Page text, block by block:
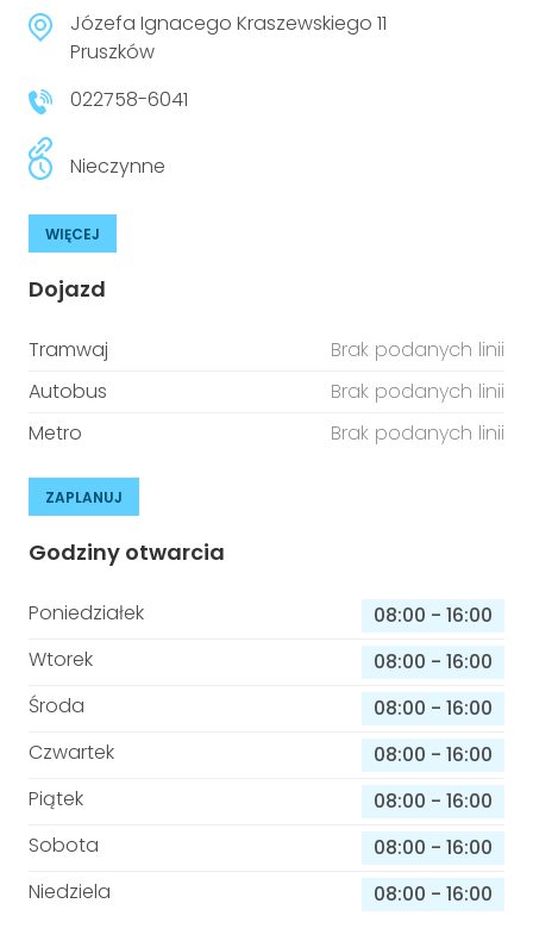
niepełnosprawnościami
Prawa osób z niepełnosprawnościami
Urządzenia IoT
Józefa Ignacego Kraszewskiego 11
Pruszków
022758-6041
Nieczynne
WIĘCEJ
Dojazd
Tramwaj
Brak podanych linii
Autobus
Brak podanych linii
Metro
Brak podanych linii
ZAPLANUJ
Godziny otwarcia
Poniedziałek 08:00 - 16:00
Wtorek
08:00 - 16:00
Środa
08:00 - 16:00
Czwartek
08:00 - 16:00
Piątek
08:00 - 16:00
Sobota
08:00 - 16:00
Niedziela
08:00 - 16:00